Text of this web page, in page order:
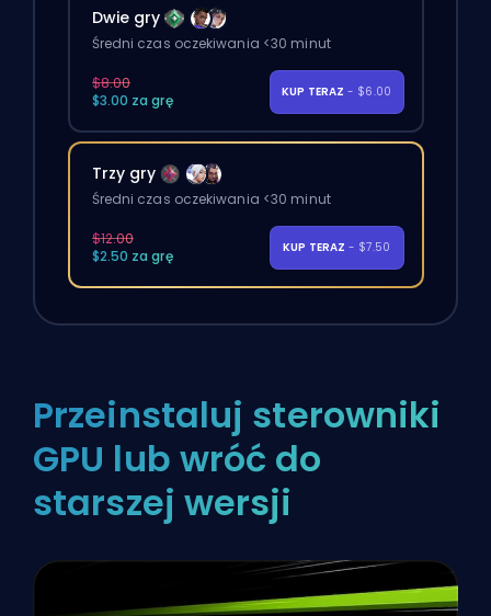
Dwie gry
Średni czas oczekiwania <30 minut
$8.00
$3.00 za grę
KUP TERAZ - $6.00
Trzy gry
Średni czas oczekiwania <30 minut
$12.00
$2.50 za grę
KUP TERAZ - $7.50
Przeinstaluj sterowniki
GPU lub wróć do
starszej wersji